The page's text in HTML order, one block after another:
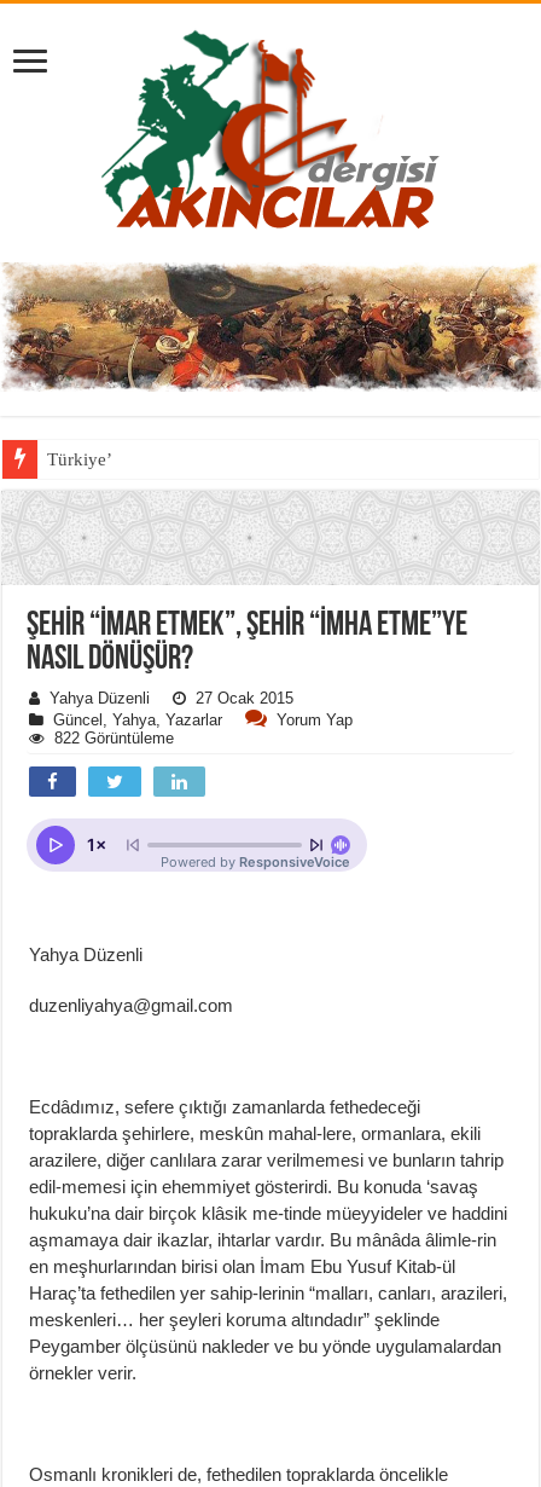
Türkiye’nin Afrika Boynuzu
ŞEHİR “İMAR ETMEK”, ŞEHİR “İMHA ETME”YE
NASIL DÖNÜŞÜR?
Yahya Düzenli
27 Ocak 2015
Güncel ,Yahya ,Yazarlar
Yorum Yap
822 Görüntüleme
Yahya Düzenli
duzenliyahya@gmail.com
Ecdâdımız, sefere çıktığı zamanlarda fethedeceği
topraklarda şehirlere, meskûn mahal-lere, ormanlara, ekili
arazilere, diğer canlılara zarar verilmemesi ve bunların tahrip
edil-memesi için ehemmiyet gösterirdi. Bu konuda ‘savaş
hukuku’na dair birçok klâsik me-tinde müeyyideler ve haddini
aşmamaya dair ikazlar, ihtarlar vardır. Bu mânâda âlimle-rin
en meşhurlarından birisi olan İmam Ebu Yusuf Kitab-ül
Haraç’ta fethedilen yer sahip-lerinin “malları, canları, arazileri,
meskenleri… her şeyleri koruma altındadır” şeklinde
Peygamber ölçüsünü nakleder ve bu yönde uygulamalardan
örnekler verir.
Osmanlı kronikleri de, fethedilen topraklarda öncelikle